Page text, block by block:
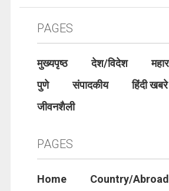
PAGES
मुख्यपृष्ठ देश/विदेश
पुणे
संपादकीय
हिंदी खबरे
जीवनशैली
PAGES
Home Country/Abroad